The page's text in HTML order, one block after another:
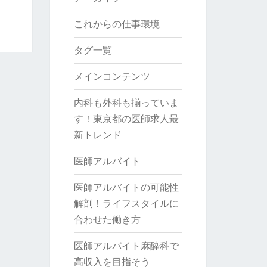
これからの仕事環境
タグ一覧
メインコンテンツ
内科も外科も揃っていま
す！東京都の医師求人最
新トレンド
医師アルバイト
医師アルバイトの可能性
解剖！ライフスタイルに
合わせた働き方
医師アルバイト麻酔科で
高収入を目指そう